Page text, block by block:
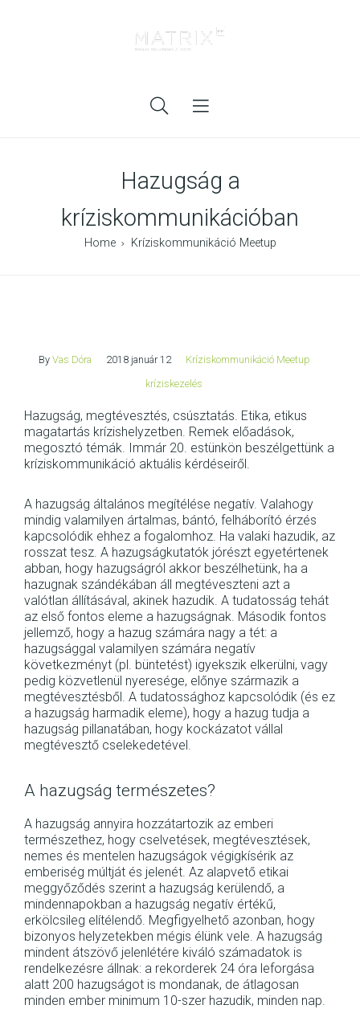
Hazugság a
kríziskommunikációban
Home Kríziskommunikáció Meetup
By Vas Dóra 2018 január 12
Kríziskommunikáció Meetup
kríziskezelés
Hazugság, megtévesztés, csúsztatás. Etika, etikus
magatartás krízishelyzetben. Remek előadások,
megosztó témák. Immár 20. estünkön beszélgettünk a
kríziskommunikáció aktuális kérdéseiről.
A hazugság általános megítélése negatív. Valahogy
mindig valamilyen ártalmas, bántó, felháborító érzés
kapcsolódik ehhez a fogalomhoz. Ha valaki hazudik, az
rosszat tesz. A hazugságkutatók jórészt egyetértenek
abban, hogy hazugságról akkor beszélhetünk, ha a
hazugnak szándékában áll megtéveszteni azt a
valótlan állításával, akinek hazudik. A tudatosság tehát
az első fontos eleme a hazugságnak. Második fontos
jellemző, hogy a hazug számára nagy a tét: a
hazugsággal valamilyen számára negatív
következményt (pl. büntetést) igyekszik elkerülni, vagy
pedig közvetlenül nyeresége, előnye származik a
megtévesztésből. A tudatossághoz kapcsolódik (és ez
a hazugság harmadik eleme), hogy a hazug tudja a
hazugság pillanatában, hogy kockázatot vállal
megtévesztő cselekedetével.
A hazugság természetes?
A hazugság annyira hozzátartozik az emberi
természethez, hogy cselvetések, megtévesztések,
nemes és mentelen hazugságok végigkísérik az
emberiség múltját és jelenét. Az alapvető etikai
meggyőződés szerint a hazugság kerülendő, a
mindennapokban a hazugság negatív értékű,
erkölcsileg elítélendő. Megfigyelhető azonban, hogy
bizonyos helyzetekben mégis élünk vele. A hazugság
mindent átszövő jelenlétére kiváló számadatok is
rendelkezésre állnak: a rekorderek 24 óra leforgása
alatt 200 hazugságot is mondanak, de átlagosan
minden ember minimum 10-szer hazudik, minden nap.